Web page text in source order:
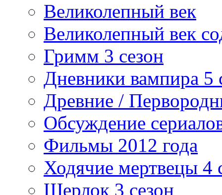
Великолепный век
Великолепный век
Гримм 3 сезон
Дневники вампира 5
Древние /
Обсуждение
Фильмы 2012 года
Ходячие мертвецы 4
Шерлок 3 сезон